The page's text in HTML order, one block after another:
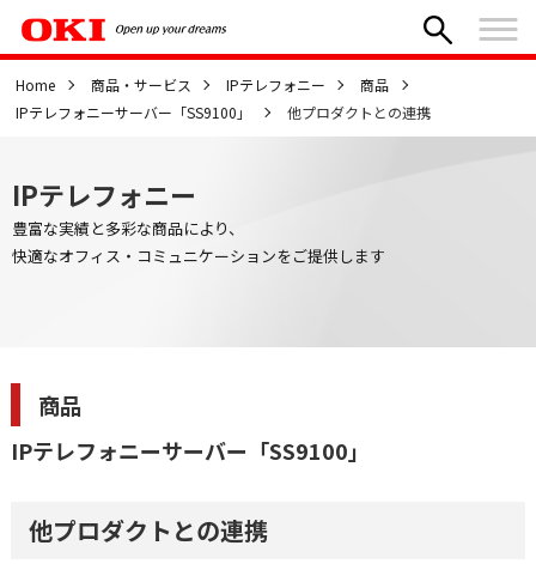
Home 商品・サービス IPテレフォニー
商品
IPテレフォニーサーバー「SS9100」
他プロダクトとの連携
IPテレフォニー
豊富な実績と多彩な商品により、
快適なオフィス・コミュニケーションをご提供します
商品
IPテレフォニーサーバー「SS9100」
他プロダクトとの連携